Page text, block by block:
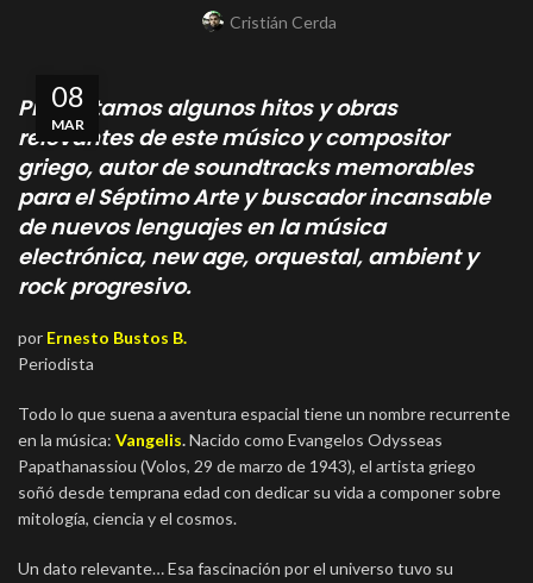
Cristián Cerda
08
MAR
Presentamos algunos hitos y obras
relevantes de este músico y compositor
griego, autor de soundtracks memorables
para el Séptimo Arte y buscador incansable
de nuevos lenguajes en la música
electrónica, new age, orquestal, ambient y
rock progresivo.
por Ernesto Bustos B.
Periodista
Todo lo que suena a aventura espacial tiene un nombre recurrente
en la música: Vangelis.Nacido como Evangelos Odysseas
Papathanassiou (Volos, 29 de marzo de 1943), el artista griego
soñó desde temprana edad con dedicar su vida a componer sobre
mitología, ciencia y el cosmos.
Un dato relevante… Esa fascinación por el universo tuvo su